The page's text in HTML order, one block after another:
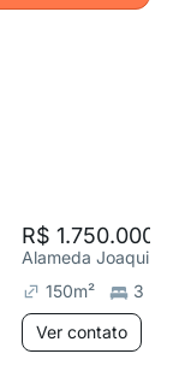
R$ 1.750.000
150m²
3
Ver contato